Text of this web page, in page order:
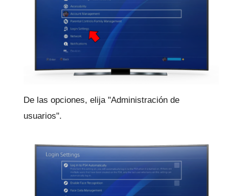
De las opciones, elija "Administración de
usuarios".